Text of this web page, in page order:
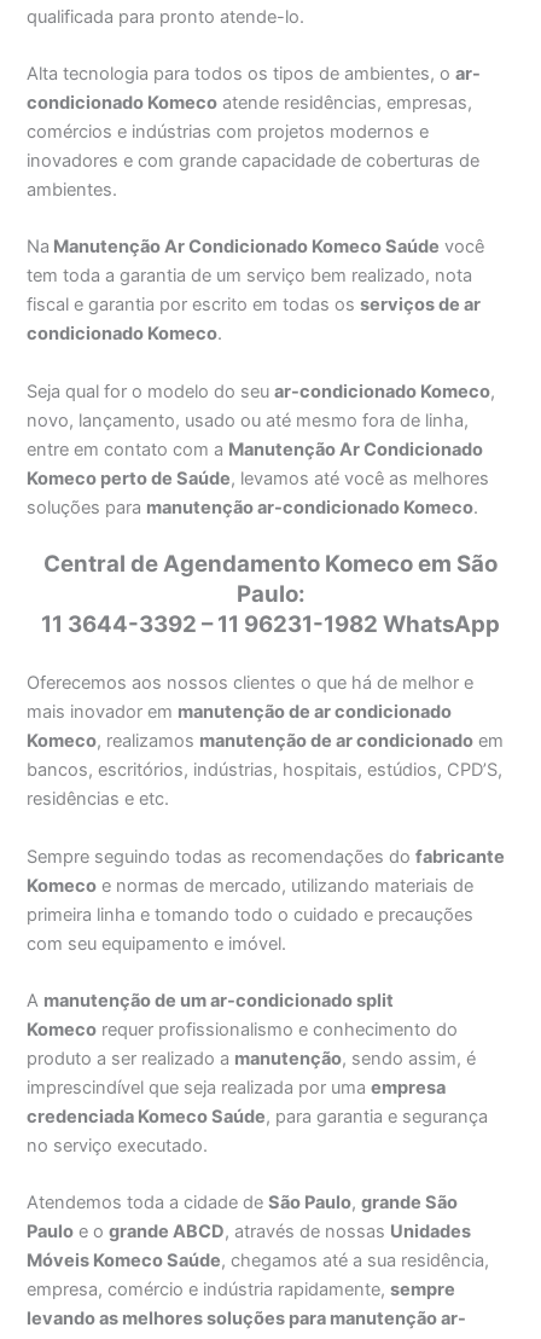
qualificada para pronto atende-lo.
Alta tecnologia para todos os tipos de ambientes, oar-
condicionado Komeco atende residências, empresas,
comércios e indústrias com projetos modernos e
inovadores e com grande capacidade de coberturas de
ambientes.
Na Manutenção Ar Condicionado Komeco Saúde você
tem toda a garantia de um serviço bem realizado, nota
fiscal e garantia por escrito em todas osserviços de ar
condicionado Komeco.
Seja qual for o modelo do seuar-condicionado Komeco,
novo, lançamento, usado ou até mesmo fora de linha,
entre em contato com a Manutenção Ar Condicionado
Komeco perto de Saúde, levamos até você as melhores
soluções para manutenção ar-condicionado Komeco.
Central de Agendamento Komeco em São
Paulo:
11 3644-3392 – 11 96231-1982 WhatsApp
Oferecemos aos nossos clientes o que há de melhor e
mais inovador em manutenção de ar condicionado
Komeco, realizamos manutenção de ar condicionado em
bancos, escritórios, indústrias, hospitais, estúdios, CPD’S,
residências e etc.
Sempre seguindo todas as recomendações dofabricante
Komeco e normas de mercado, utilizando materiais de
primeira linha e tomando todo o cuidado e precauções
com seu equipamento e imóvel.
A manutenção de um ar-condicionado split
Komeco requer profissionalismo e conhecimento do
produto a ser realizado a manutenção, sendo assim, é
imprescindível que seja realizada por umaempresa
credenciada Komeco Saúde, para garantia e segurança
no serviço executado.
Atendemos toda a cidade deSão Paulo,grande São
Paulo e ogrande ABCD, através de nossas Unidades
Móveis Komeco Saúde, chegamos até a sua residência,
empresa, comércio e indústria rapidamente,sempre
levando as melhores soluções para manutenção ar-